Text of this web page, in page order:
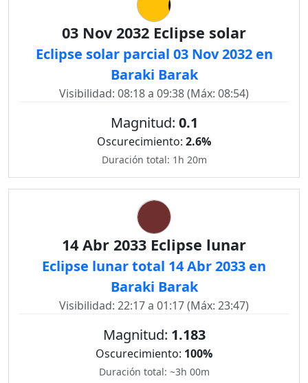
03 Nov 2032 Eclipse solar
Eclipse solar parcial 03 Nov 2032 en
Baraki Barak
Visibilidad: 08:18 a 09:38 (Máx: 08:54)
Magnitud: 0.1
Oscurecimiento: 2.6%
Duración total: 1h 20m
14 Abr 2033 Eclipse lunar
Eclipse lunar total 14 Abr 2033 en
Baraki Barak
Visibilidad: 22:17 a 01:17 (Máx: 23:47)
Magnitud: 1.183
Oscurecimiento: 100%
Duración total: ~3h 00m